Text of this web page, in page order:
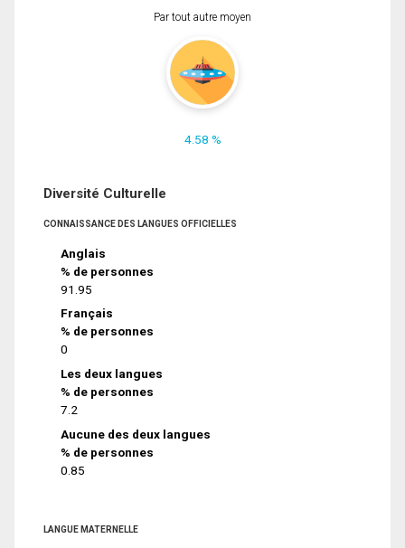
Par tout autre moyen
4.58 %
Diversité Culturelle
CONNAISSANCE DES LANGUES OFFICIELLES
Anglais
% de personnes
91.95
Français
% de personnes
0
Les deux langues
% de personnes
7.2
Aucune des deux langues
% de personnes
0.85
LANGUE MATERNELLE